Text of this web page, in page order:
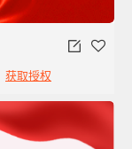
获取授权